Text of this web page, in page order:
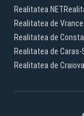
Realitatea.NET
Realitatea de
Realitatea de
Realitatea de Caras-
Realitatea de Craiova